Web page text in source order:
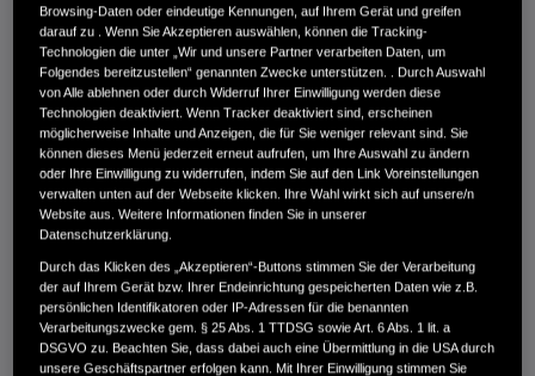
MWST. NICHT AUSWEISBAR
3.900 €
Außenfarbe
crystal black pearl
Kilometerstand
166.000 km
Kraftstoffart
Super
Getriebe
Automatik
Türen
5
Browsing-Daten oder eindeutige Kennungen, auf Ihrem Gerät und greifen
darauf zu . Wenn Sie Akzeptieren auswählen, können die Tracking-
Technologien die unter „Wir und unsere Partner verarbeiten Daten, um
Folgendes bereitzustellen“ genannten Zwecke unterstützen. . Durch Auswahl
von Alle ablehnen oder durch Widerruf Ihrer Einwilligung werden diese
Technologien deaktiviert. Wenn Tracker deaktiviert sind, erscheinen
möglicherweise Inhalte und Anzeigen, die für Sie weniger relevant sind. Sie
können dieses Menü jederzeit erneut aufrufen, um Ihre Auswahl zu ändern
oder Ihre Einwilligung zu widerrufen, indem Sie auf den Link Voreinstellungen
verwalten unten auf der Webseite klicken. Ihre Wahl wirkt sich auf unsere/n
Website aus. Weitere Informationen finden Sie in unserer
Datenschutzerklärung.
Durch das Klicken des „Akzeptieren“-Buttons stimmen Sie der Verarbeitung
der auf Ihrem Gerät bzw. Ihrer Endeinrichtung gespeicherten Daten wie z.B.
persönlichen Identifikatoren oder IP-Adressen für die benannten
Verarbeitungszwecke gem. § 25 Abs. 1 TTDSG sowie Art. 6 Abs. 1 lit. a
DSGVO zu. Beachten Sie, dass dabei auch eine Übermittlung in die USA durch
unsere Geschäftspartner erfolgen kann. Mit Ihrer Einwilligung stimmen Sie